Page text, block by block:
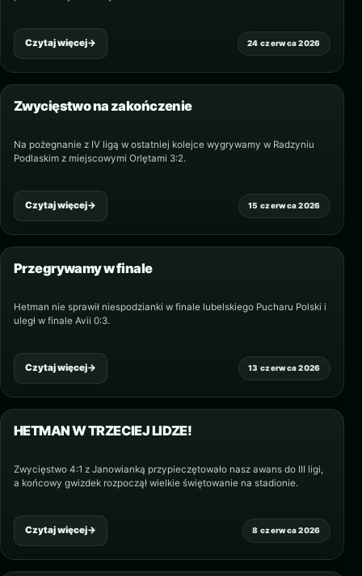
24 czerwca 2026
Czytaj więcej→
15 czerwca 2026
Zwycięstwo na zakończenie
Na pożegnanie z IV ligą w ostatniej kolejce wygrywamy w Radzyniu
Podlaskim z miejscowymi Orlętami 3:2.
Czytaj więcej→
13 czerwca 2026
Przegrywamy w finale
Hetman nie sprawił niespodzianki w finale lubelskiego Pucharu Polski i
uległ w finale Avii 0:3.
Czytaj więcej→
8 czerwca 2026
HETMAN W TRZECIEJ LIDZE!
Zwycięstwo 4:1 z Janowianką przypieczętowało nasz awans do III ligi,
a końcowy gwizdek rozpoczął wielkie świętowanie na stadionie.
Czytaj więcej→